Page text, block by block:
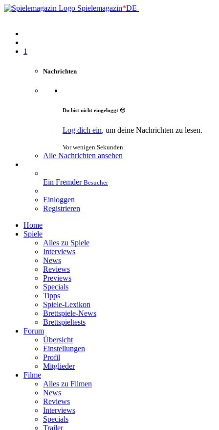
Spielemagazin*DE
1
Nachrichten
Du bist nicht eingeloggt 😔
Log dich ein, um deine Nachrichten zu lesen.
Vor wenigen Sekunden
Alle Nachrichten ansehen
Ein Fremder Besucher
Einloggen
Registrieren
Home
Spiele
Alles zu Spiele
Interviews
News
Reviews
Previews
Specials
Tipps
Spiele-Lexikon
Brettspiele-News
Brettspieltests
Forum
Übersicht
Einstellungen
Profil
Mitglieder
Filme
Alles zu Filmen
News
Reviews
Interviews
Specials
Trailer